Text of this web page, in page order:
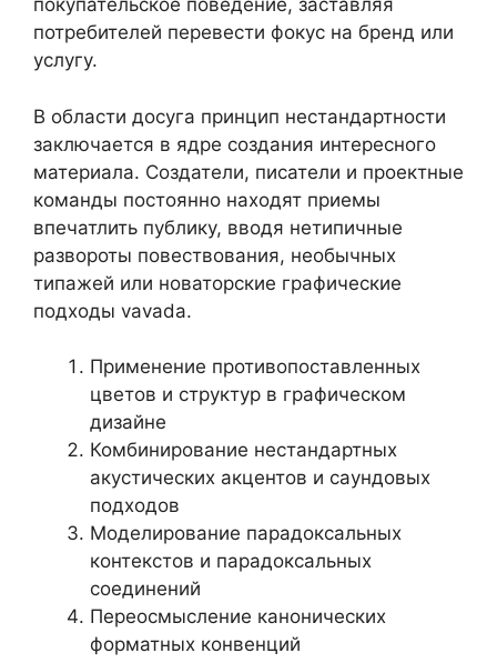
покупательское поведение, заставляя
потребителей перевести фокус на бренд или
услугу.
В области досуга принцип нестандартности
заключается в ядре создания интересного
материала. Создатели, писатели и проектные
команды постоянно находят приемы
впечатлить публику, вводя нетипичные
развороты повествования, необычных
типажей или новаторские графические
подходы vavada.
Применение противопоставленных
цветов и структур в графическом
дизайне
Комбинирование нестандартных
акустических акцентов и саундовых
подходов
Моделирование парадоксальных
контекстов и парадоксальных
соединений
Переосмысление канонических
форматных конвенций